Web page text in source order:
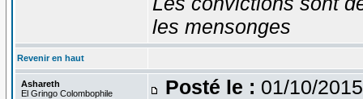
les mensonges
Revenir en haut
Ashareth
El Gringo Colombophile
Posté le : 01/10/